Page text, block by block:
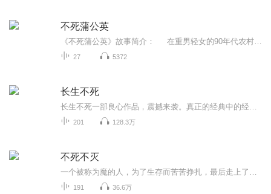
不死蒲公英
27 5372
长生不死
201 128.3万
不死不灭
191 36.6万